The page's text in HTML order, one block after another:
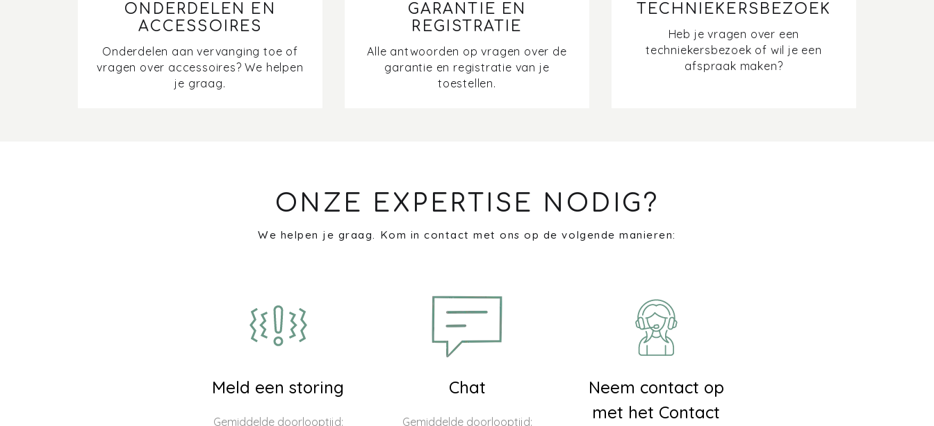
ONDERDELEN EN
ACCESSOIRES
Onderdelen aan vervanging toe of
vragen over accessoires? We helpen
je graag.
GARANTIE EN
REGISTRATIE
Alle antwoorden op vragen over de
garantie en registratie van je
toestellen.
TECHNIEKERSBEZOEK
Heb je vragen over een
techniekersbezoek of wil je een
afspraak maken?
ONZE EXPERTISE NODIG?
We helpen je graag. Kom in contact met ons op de volgende manieren:
Meld een storing
Gemiddelde doorlooptijd:
Chat
Gemiddelde doorlooptijd:
Neem contact op
met het Contact